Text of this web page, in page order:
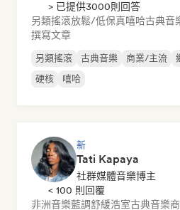
> 已提供3000則回答
另類搖滾放鬆/低保真嘻哈古典音
撰寫文章
另類搖滾 古典音樂 商業/主流
硬核
嘻哈
新
Tati Kapaya
社群媒體音樂博主
< 100 則回覆
非洲音樂藍調舒緩浩室古典音樂